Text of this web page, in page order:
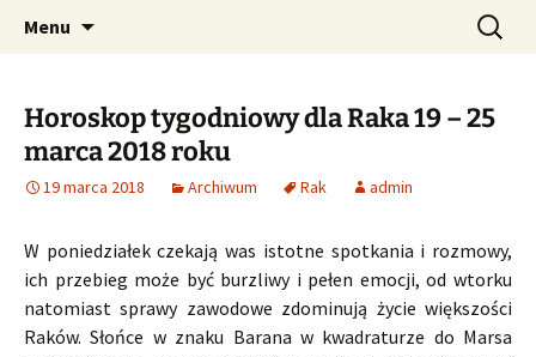
CzaroMarowy horoskop
dzienny, miesięczny i
tygodniowy
Profesjonalne przepowiednie astrologiczne
Menu Szukaj:
Horoskop tygodniowy dla Raka 19 – 25
marca 2018 roku
19 marca 2018 Archiwum Rak admin
W poniedziałek czekają was istotne spotkania i rozmowy,
ich przebieg może być burzliwy i pełen emocji, od wtorku
natomiast sprawy zawodowe zdominują życie większości
Raków. Słońce w znaku Barana w kwadraturze do Marsa